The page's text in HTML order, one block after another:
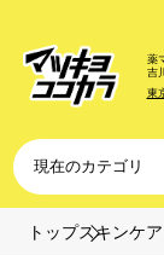
薬
吉
東
トップスキンケ